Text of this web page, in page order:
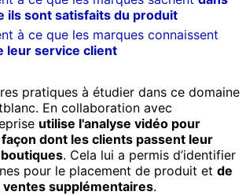
ils sont satisfaits du produit
à ce que les marques connaissent
leur service client
pratiques à étudier dans ce domaine
En collaboration avec
utilise l'analyse vidéo pour
dont les clients passent leur
. Cela lui a permis d’identifier
pour le placement de produit et de
supplémentaires.